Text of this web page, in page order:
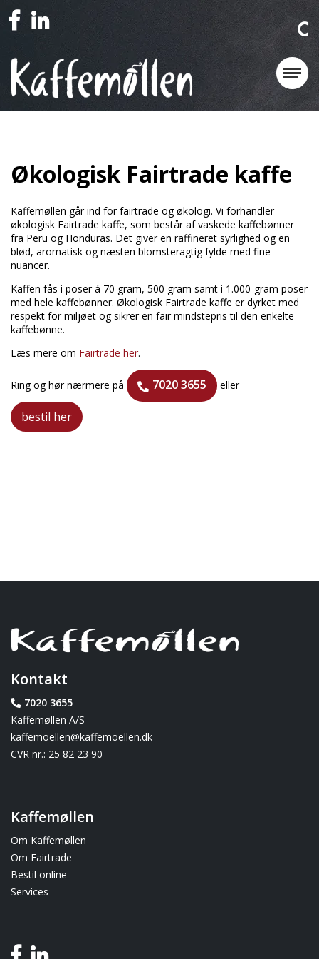
Økologisk Fairtrade kaffe
Kaffemøllen går ind for fairtrade og økologi. Vi forhandler
økologisk Fairtrade kaffe, som består af vaskede kaffebønner
fra Peru og Honduras. Det giver en raffineret syrlighed og en
blød, aromatisk og næsten blomsteragtig fylde med fine
nuancer.
Kaffen fås i poser á 70 gram, 500 gram samt i 1.000-gram poser
med hele kaffebønner. Økologisk Fairtrade kaffe er dyrket med
respekt for miljøet og sikrer en fair mindstepris til den enkelte
kaffebønne.
Læs mere om Fairtrade her.
Ring og hør nærmere på 7020 3655 eller
bestil her
Kontakt
7020 3655
Kaffemøllen A/S
kaffemoellen@kaffemoellen.dk
CVR nr.: 25 82 23 90
Kaffemøllen
Om Kaffemøllen
Om Fairtrade
Bestil online
Services